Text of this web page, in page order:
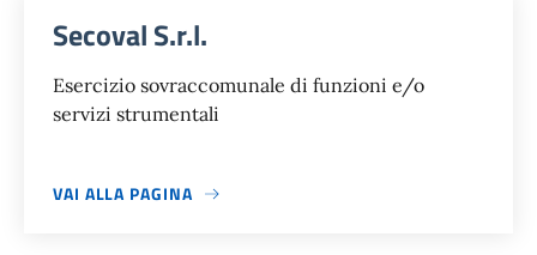
Secoval S.r.l.
Esercizio sovraccomunale di funzioni e/o
servizi strumentali
VAI ALLA PAGINA